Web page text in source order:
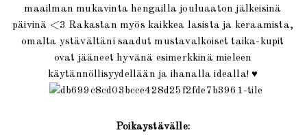
maailman mukavinta hengailla jouluaaton jälkeisinä
päivinä <3 Rakastan myös kaikkea lasista ja keraamista,
omalta ystävältäni saadut mustavalkoiset taika-kupit
ovat jääneet hyvänä esimerkkinä mieleen
käytännöllisyydellään ja ihanalla idealla!♥
Poikaystävälle: